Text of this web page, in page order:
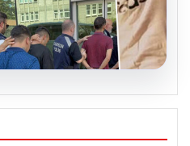
Silah Kullanımı